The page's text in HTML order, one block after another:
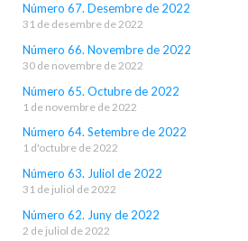
Número 67. Desembre de 2022
31 de desembre de 2022
Número 66. Novembre de 2022
30 de novembre de 2022
Número 65. Octubre de 2022
1 de novembre de 2022
Número 64. Setembre de 2022
1 d'octubre de 2022
Número 63. Juliol de 2022
31 de juliol de 2022
Número 62. Juny de 2022
2 de juliol de 2022